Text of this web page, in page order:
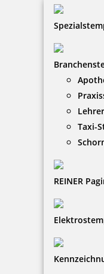
Taxi-
REINER